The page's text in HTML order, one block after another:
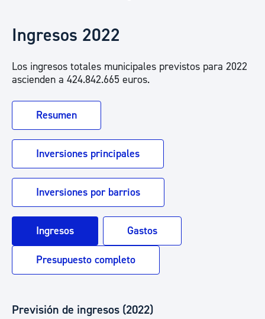
Ingresos 2022
Los ingresos totales municipales previstos para 2022
ascienden a 424.842.665 euros.
Resumen
Inversiones principales
Inversiones por barrios
Ingresos Gastos
Presupuesto completo
Previsión de ingresos (2022)